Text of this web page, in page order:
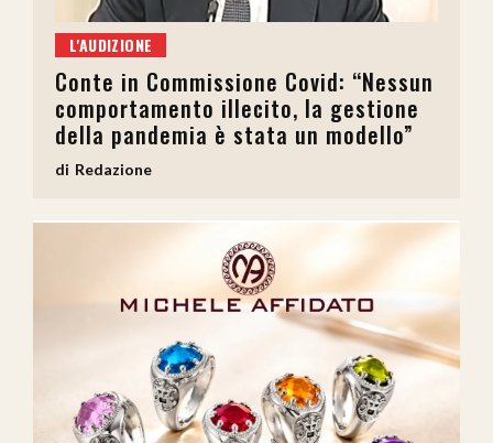
L'AUDIZIONE
Conte in Commissione Covid: “Nessun
comportamento illecito, la gestione
della pandemia è stata un modello”
Redazione